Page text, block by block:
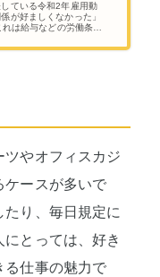
ている令和2年雇用動
が好ましくなかった」
は給与などの労働条件
やオフィスカジ
ケースが多いで
り、毎日規定に
とっては、好き
る仕事の魅力で